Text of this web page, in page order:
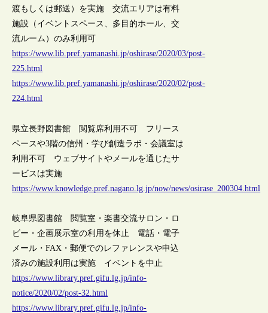
渡もしくは郵送）を実施 交流エリアは有料
施設（イベントスペース、多目的ホール、交
流ルーム）のみ利用可
https://www.lib.pref.yamanashi.jp/oshirase/2020/03/post-
225.html
https://www.lib.pref.yamanashi.jp/oshirase/2020/02/post-
224.html
県立長野図書館 閲覧席利用不可 フリース
ペースや3階の信州・学び創造ラボ・会議室は
利用不可 ウェブサイトやメールを通じたサ
ービスは実施
https://www.knowledge.pref.nagano.lg.jp/now/news/osirase_200304.html
岐阜県図書館 閲覧室・楽書交流サロン・ロ
ビー・企画展示室の利用を休止 電話・電子
メール・FAX・郵便でのレファレンスや申込
済みの施設利用は実施 イベントを中止
https://www.library.pref.gifu.lg.jp/info-
notice/2020/02/post-32.html
https://www.library.pref.gifu.lg.jp/info-